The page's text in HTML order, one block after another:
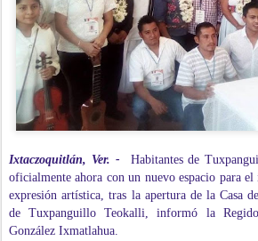
Ixtaczoquitlán, Ver. -
Habitantes de
oficialmente ahora con un nuevo espacio para
expresión artística, tras la apertura de la Casa
de Tuxpanguillo Teokalli, informó la
González Ixmatlahua.